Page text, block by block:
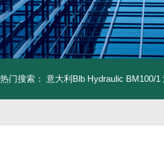
热门搜索： 意大利Blb Hydraulic BM100/1